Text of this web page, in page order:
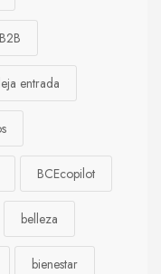
B2B
entrada
BCEcopilot
belleza
bienestar